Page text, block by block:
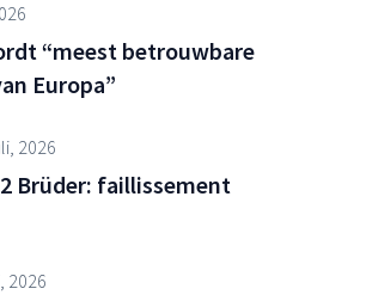
“meest betrouwbare
Europa”
2026
Brüder: faillissement
2026